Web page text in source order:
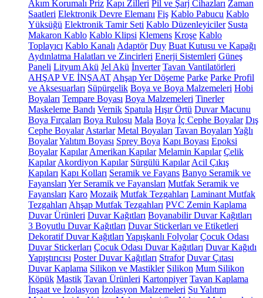
Akım Korumalı Priz Kapı Zilleri Pil ve Şarj Cihazları Zaman
Saatleri Elektronik Devre Elemanı Fiş Kablo Pabucu Kablo
Yüksüğü Elektronik Tamir Seti Kablo Düzenleyiciler Susta
Makaron Kablo Kablo Klipsi Klemens Kroşe Kablo
Toplayıcı Kablo Kanalı Adaptör Duy Buat Kutusu ve Kapağı
Aydınlatma Halatları ve Zincirleri Enerji Sistemleri Güneş
Paneli Lityum Akü Jel Akü İnverter Tavan Vantilatörleri
AHŞAP VE İNŞAAT Ahşap Yer Döşeme Parke Parke Profil
ve Aksesuarları Süpürgelik Boya ve Boya Malzemeleri Hobi
Boyaları Tempare Boyası Boya Malzemeleri Tinerler
Maskeleme Bandı Vernik Spatula Hışır Örtü Duvar Macunu
Boya Fırçaları Boya Rulosu Mala Boya İç Cephe Boyalar Dış
Cephe Boyalar Astarlar Metal Boyaları Tavan Boyaları Yağlı
BoyalarYalıtım Boyası Sprey Boya Kapı Boyası Epoksi
Boyalar Kapılar Amerikan Kapılar Melamin Kapılar Çelik
Kapılar Akordiyon Kapılar Sürgülü Kapılar Acil Çıkış
Kapıları Kapı Kolları Seramik ve Fayans Banyo Seramik ve
Fayansları Yer Seramik ve Fayansları Mutfak Seramik ve
Fayansları Karo Mozaik Mutfak Tezgahları Laminant Mutfak
Tezgahları Ahşap Mutfak Tezgahları PVC Zemin Kaplama
Duvar Ürünleri Duvar Kağıtları Boyanabilir Duvar Kağıtları
3 Boyutlu Duvar Kağıtları Duvar Stickerları ve Etiketleri
Dekoratif Duvar Kağıtları Yapışkanlı Folyolar Çocuk Odası
Duvar Stickerları Çocuk Odası Duvar Kağıtları Duvar Kağıdı
Yapıştırıcısı Poster Duvar Kağıtları Strafor Duvar Çıtası
Duvar Kaplama Silikon ve Mastikler Silikon Mum Silikon
Köpük Mastik Tavan Ürünleri Kartonpiyer Tavan Kaplama
İnşaat ve İzolasyon İzolasyon Malzemeleri Su Yalıtım